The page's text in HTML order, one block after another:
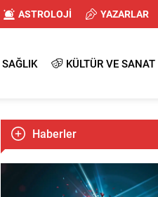
ASTROLOJİ YAZARLAR
SAĞLIK KÜLTÜR VE SANAT
Haberler